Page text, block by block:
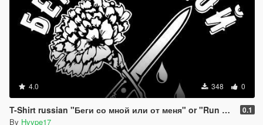
4.0 348 0
T-Shirt russian "Беги со мной или от меня" or "Run with me or run away from me" 0.1
By Hyype17